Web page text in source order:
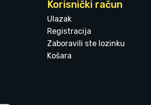
Korisnički račun
Ulazak
Registracija
Zaboravili ste lozinku
Košara